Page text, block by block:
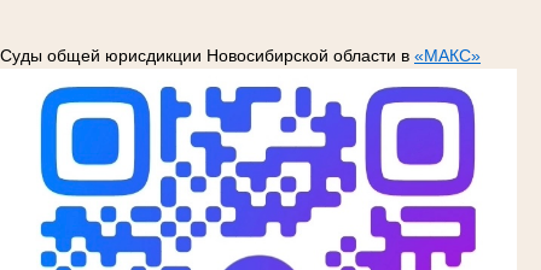
Суды общей юрисдикции Новосибирской области в «МАКС»